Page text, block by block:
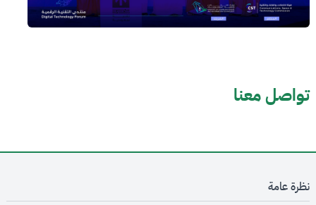
تواصل معنا
نظرة عامة